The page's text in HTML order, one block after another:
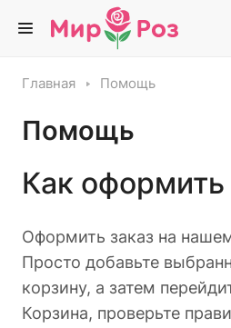
Главная Помощь
Помощь
Как оформить
Оформить заказ на
Просто добавьте
корзину, а затем
Корзина, проверьте